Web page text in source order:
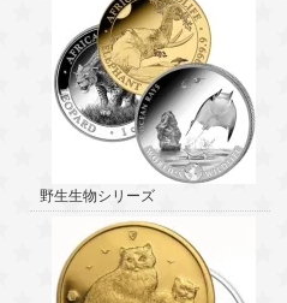
野生生物シリーズ